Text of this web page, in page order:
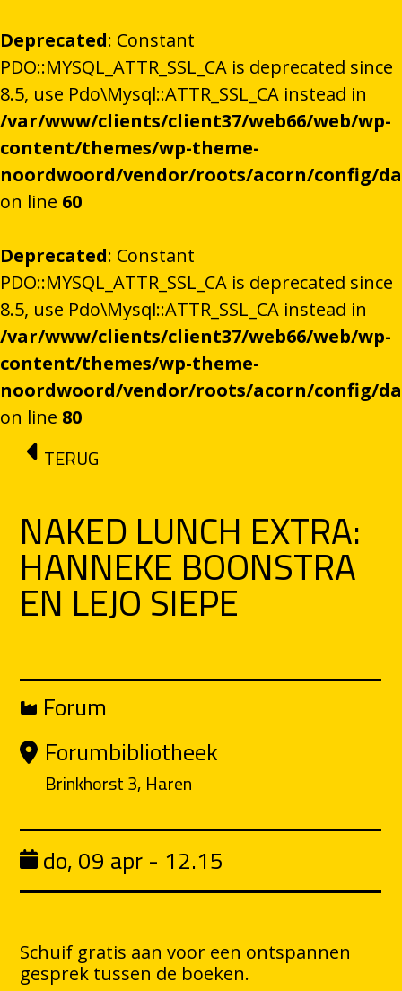
Deprecated: Constant
PDO::MYSQL_ATTR_SSL_CA is deprecated since
8.5, use Pdo\Mysql::ATTR_SSL_CA instead in
/var/www/clients/client37/web66/web/wp-
content/themes/wp-theme-
noordwoord/vendor/roots/acorn/config/
on line 60
Deprecated: Constant
PDO::MYSQL_ATTR_SSL_CA is deprecated since
8.5, use Pdo\Mysql::ATTR_SSL_CA instead in
/var/www/clients/client37/web66/web/wp-
content/themes/wp-theme-
noordwoord/vendor/roots/acorn/config/
on line 80
Ga naar de inhoud
TERUG
NAKED LUNCH EXTRA:
HANNEKE BOONSTRA
EN LEJO SIEPE
Forum
Forumbibliotheek
Brinkhorst 3, Haren
do, 09 apr - 12.15
Schuif gratis aan voor een ontspannen
gesprek tussen de boeken.